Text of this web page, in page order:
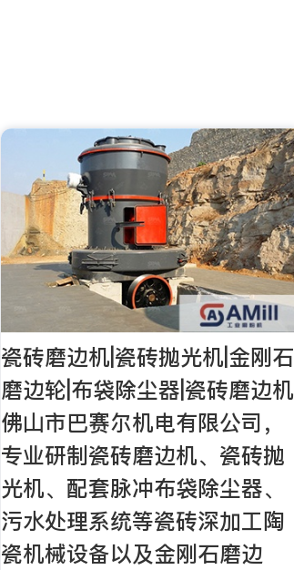
瓷砖磨边机|瓷砖抛光机|金刚石
磨边轮|布袋除尘器|瓷砖磨边机
佛山市巴赛尔机电有限公司，
专业研制瓷砖磨边机、瓷砖抛
光机、配套脉冲布袋除尘器、
污水处理系统等瓷砖深加工陶
瓷机械设备以及金刚石磨边